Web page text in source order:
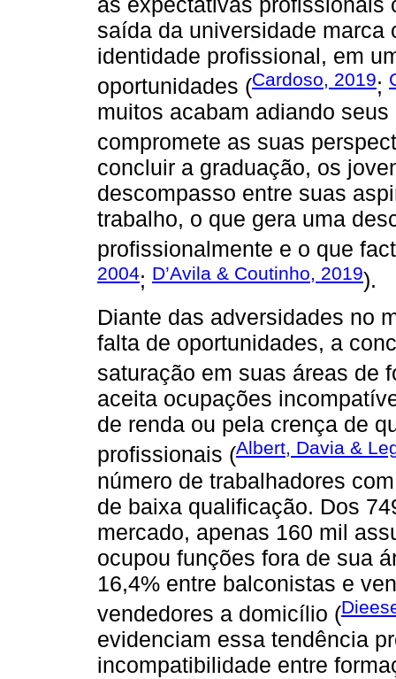
saída da universidade
identidade profissional, em
oportunidades (Cardoso, 2019;
muitos acabam adiando
compromete as suas
concluir a graduação, os
descompasso entre suas
trabalho, o que gera uma
profissionalmente e o que
2004; D’Avila & Coutinho, 2019).
Diante das adversidades no
falta de oportunidades, a
saturação em suas áreas de
aceita ocupações
de renda ou pela crença de
profissionais (Albert, Davia &
número de trabalhadores
de baixa qualificação. Dos
mercado, apenas 160 mil
ocupou funções fora de sua
16,4% entre balconistas e
vendedores a domicílio (
evidenciam essa tendência
incompatibilidade entre